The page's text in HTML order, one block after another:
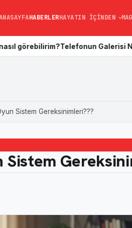
HABERLERHAYATIN İÇINDEN
Telefonun Galerisi Nasıl
Sistem Gereksinimleri???
Sistem